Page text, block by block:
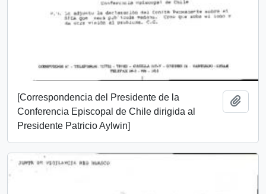
[Correspondencia del Presidente de la
Conferencia Episcopal de Chile dirigida al
Presidente Patricio Aylwin]